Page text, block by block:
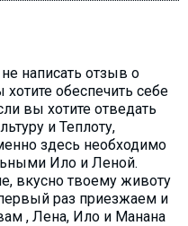
написать отзыв о
обеспечить себе
вы хотите отведать
и Теплоту,
здесь необходимо
Ило и Леной.
вкусно твоему животу
раз приезжаем и
, Лена, Ило и Манана